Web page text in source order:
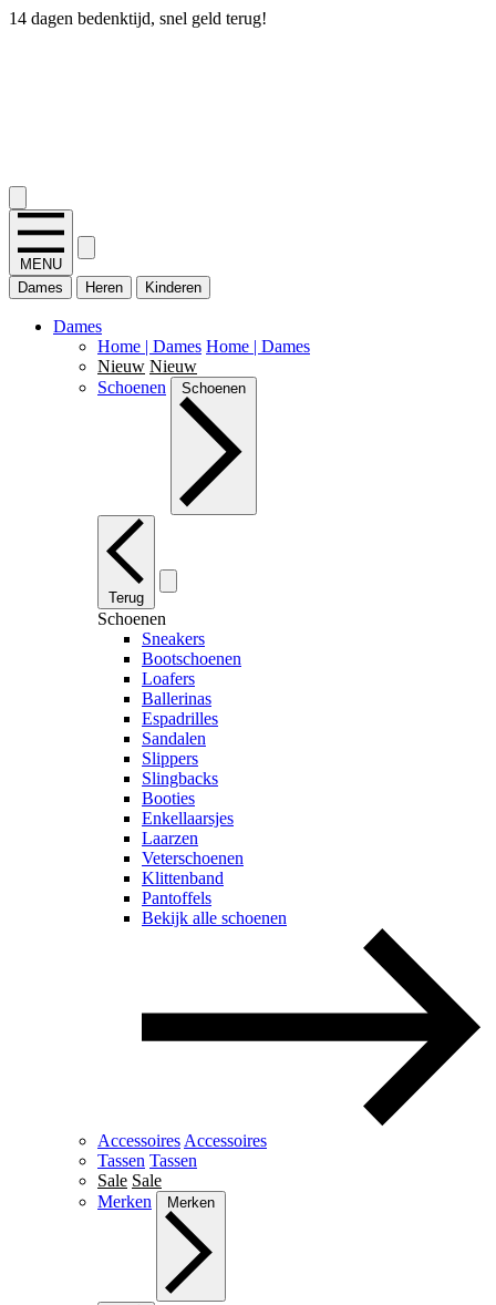
14 dagen bedenktijd, snel geld terug!
MENU
Dames
Heren Kinderen
Dames
Home | Dames Home | Dames
Nieuw Nieuw
Schoenen
Schoenen
Terug
Schoenen
Sneakers
Bootschoenen
Loafers
Ballerinas
Espadrilles
Sandalen
Slippers
Slingbacks
Booties
Enkellaarsjes
Laarzen
Veterschoenen
Klittenband
Pantoffels
Bekijk alle schoenen
Accessoires Accessoires
Tassen Tassen
Sale Sale
Merken
Merken